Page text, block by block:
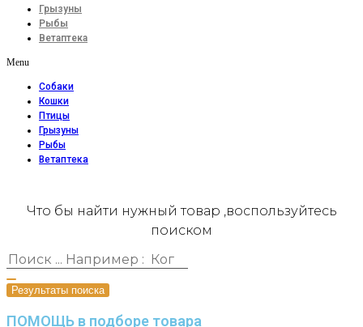
Грызуны
Рыбы
Ветаптека
Menu
Собаки
Кошки
Птицы
Грызуны
Рыбы
Ветаптека
Что бы найти нужный товар ,воспользуйтесь
поиском
Результаты поиска
ПОМОЩЬ в подборе товара